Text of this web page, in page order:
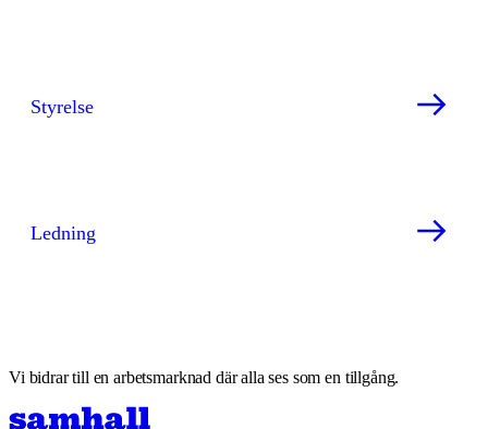
Styrelse
Ledning
Vi bidrar till en arbetsmarknad där alla ses som en tillgång.